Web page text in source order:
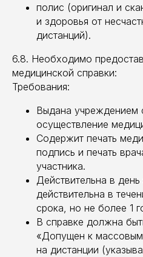
полис (оригинал и
и здоровья от
дистанций).
6.8. Необходимо
медицинской справки:
Требования:
Выдана учреждением
осуществление
Содержит печать
подпись и печать
участника.
Действительна в день
действительна в
срока, но не более 1
В справке должна
«Допущен к
на дистанции